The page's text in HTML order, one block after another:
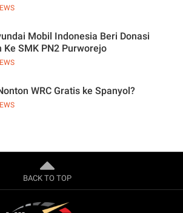
Mobil Indonesia Beri Donasi
Ke SMK PN2 Purworejo
WRC Gratis ke Spanyol?
BACK TO TOP